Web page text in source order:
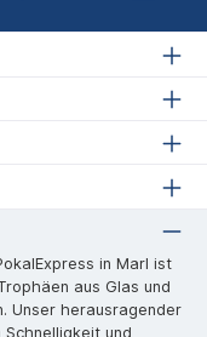
in Marl ist
aus Glas und
Unser herausragender
und